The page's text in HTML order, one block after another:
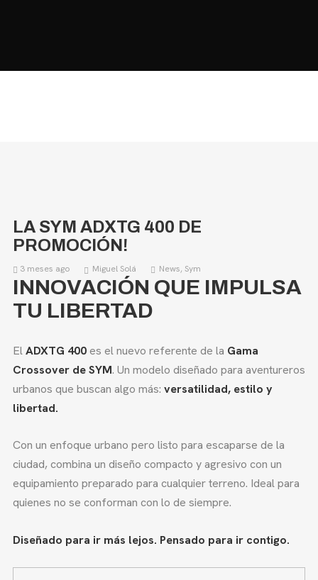
LA SYM ADXTG 400 DE
PROMOCIÓN!
3 meses ago Miguel Solá News, Sym
INNOVACIÓN QUE IMPULSA
TU LIBERTAD
ElADXTG 400es el nuevo referente de la Gama
Crossover de SYM. Un modelo diseñado para aventureros
urbanos que buscan algo más: versatilidad, estilo y
libertad.
Con un enfoque urbano pero listo para escaparse de la
ciudad, combina un diseño compacto y agresivo con un
equipamiento preparado para cualquier terreno. Ideal para
quienes no se conforman con lo de siempre.
Diseñado para ir más lejos. Pensado para ir contigo.